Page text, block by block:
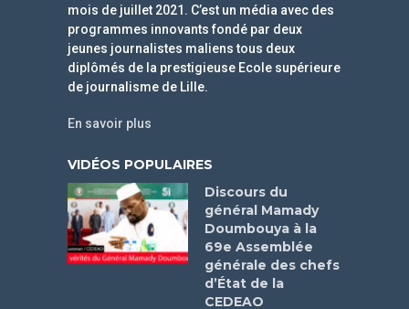
mois de juillet 2021. C’est un média avec des
programmes innovants fondé par deux
jeunes journalistes maliens tous deux
diplômés de la prestigieuse Ecole supérieure
de journalisme de Lille.
En savoir plus
VIDÉOS POPULAIRES
Discours du
général Mamady
Doumbouya à la
69e Assemblée
générale des chefs
d’État de la
CEDEAO